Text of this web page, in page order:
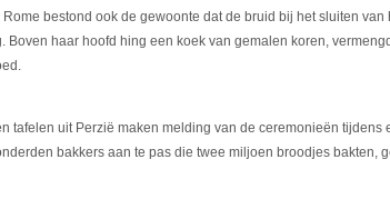
Rome bestond ook de gewoonte dat de bruid bij het sluiten
Boven haar hoofd hing een koek van gemalen koren,
tafelen uit Perzië maken melding van de ceremonieën tijdens
bakkers aan te pas die twee miljoen broodjes bakten,